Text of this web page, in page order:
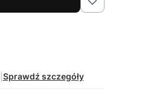
Sprawdź szczegóły